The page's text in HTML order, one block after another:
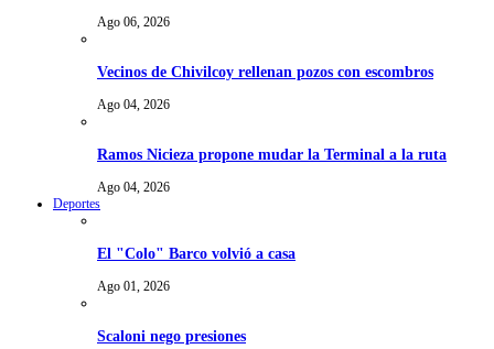
Ago 06, 2026
Vecinos de Chivilcoy rellenan pozos con escombros
Ago 04, 2026
Ramos Nicieza propone mudar la Terminal a la ruta
Ago 04, 2026
Deportes
El "Colo" Barco volvió a casa
Ago 01, 2026
Scaloni nego presiones